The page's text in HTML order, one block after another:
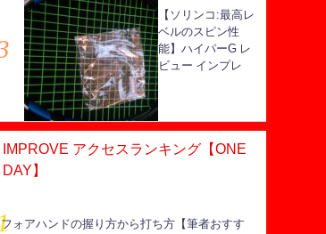
【ソリンコ:最高レ
ベルのスピン性
能】ハイパーG レ
ビュー インプレ
IMPROVE アクセスランキング【ONE
DAY】
フォアハンドの握り方から打ち方【筆者おすす